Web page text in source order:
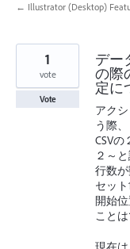
← Illustrator (Desktop)
デー
の際
定に
アク
う際、
CSV
２～
行数
セット
開始
こと
1
vote
Vote